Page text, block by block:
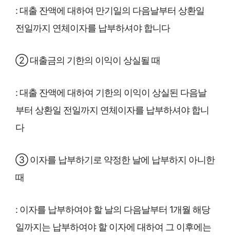
: 대출 잔액에 대하여 만기일의 다음날부터 상환일
전일까지 연체이자를 납부하셔야 합니다
② 대출금의 기한의 이익이 상실될 때
: 대출 잔액에 대하여 기한의 이익이 상실된 다음날
부터 상환일 전일까지 연체이자를 납부하셔야 합니
다
③ 이자를 납부하기로 약정한 날에 납부하지 아니한
때
: 이자를 납부하여야 할 날의 다음날부터 1개월 해당
일까지는 납부하여야 할 이자에 대하여 그 이후에는